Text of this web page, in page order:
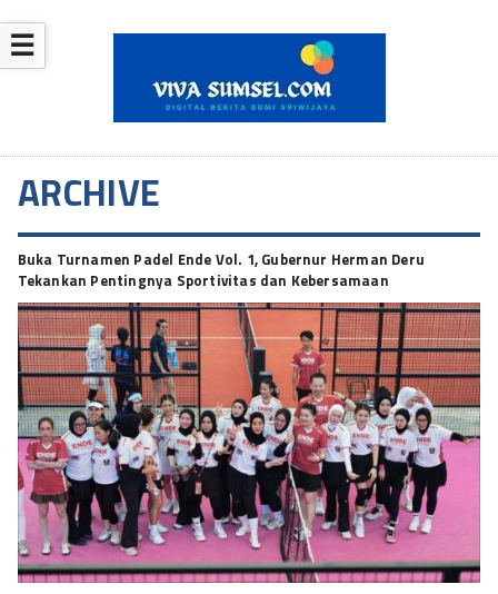
☰
ARCHIVE
Buka Turnamen Padel Ende Vol. 1, Gubernur Herman Deru
Tekankan Pentingnya Sportivitas dan Kebersamaan